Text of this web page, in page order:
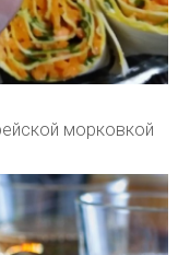
морковкой